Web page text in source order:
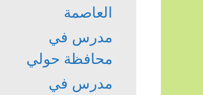
العاصمة
مدرس في
محافظة حولي
مدرس في